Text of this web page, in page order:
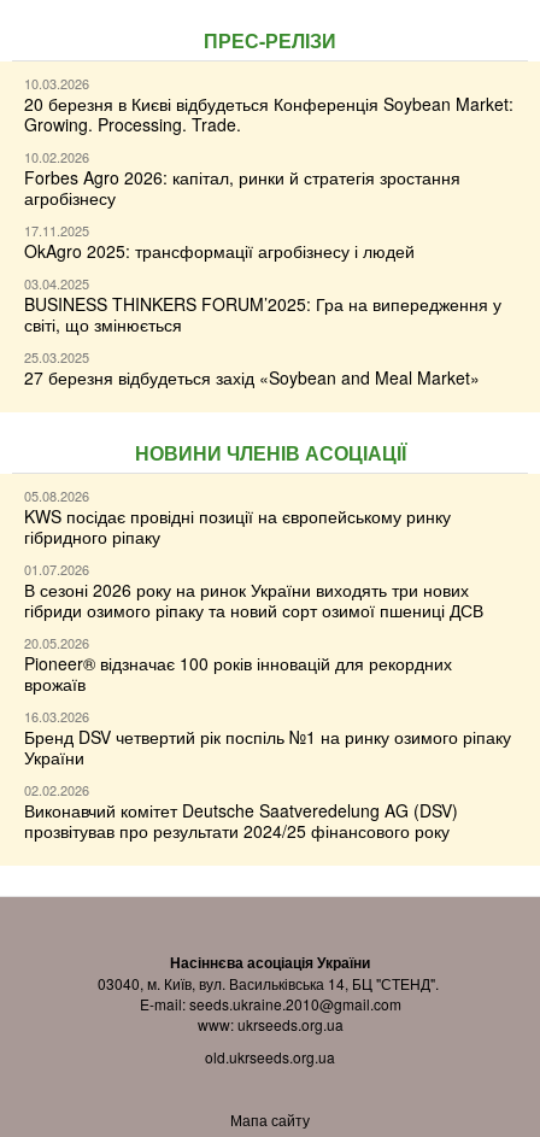
ПРЕС-РЕЛІЗИ
10.03.2026
20 березня в Києві відбудеться Конференція Soybean Market:
Growing. Processing. Trade.
10.02.2026
Forbes Agro 2026: капітал, ринки й стратегія зростання
агробізнесу
17.11.2025
OkAgro 2025: трансформації агробізнесу і людей
03.04.2025
BUSINESS THINKERS FORUM’2025: Гра на випередження у
світі, що змінюється
25.03.2025
27 березня відбудеться захід «Soybean and Meal Market»
НОВИНИ ЧЛЕНІВ АСОЦІАЦІЇ
05.08.2026
KWS посідає провідні позиції на європейському ринку
гібридного ріпаку
01.07.2026
В сезоні 2026 року на ринок України виходять три нових
гібриди озимого ріпаку та новий сорт озимої пшениці ДСВ
20.05.2026
Pioneer® відзначає 100 років інновацій для рекордних
врожаїв
16.03.2026
Бренд DSV четвертий рік поспіль №1 на ринку озимого ріпаку
України
02.02.2026
Виконавчий комітет Deutsche Saatveredelung AG (DSV)
прозвітував про результати 2024/25 фінансового року
Насіннєва асоціація України
03040, м. Київ, вул. Васильківська 14, БЦ "СТЕНД".
E-mail:seeds.ukraine.2010@gmail.com
www:ukrseeds.org.ua
old.ukrseeds.org.ua
Мапа сайту